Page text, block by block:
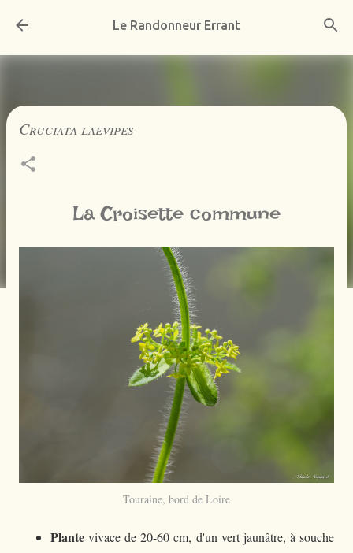
Accéder au contenu principal
Le Randonneur Errant
Cruciata laevipes
La Croisette commune
Touraine, bord de Loire
Plante vivace de 20-60 cm, d'un vert jaunâtre, à souche